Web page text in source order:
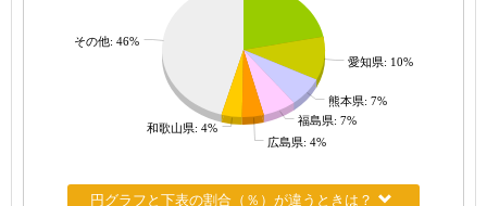
愛知県: 10%
熊本県: 7%
福島県: 7%
広島県: 4%
和歌山県: 4%
その他: 46%
円グラフと下表の割合（％）が違うときは？